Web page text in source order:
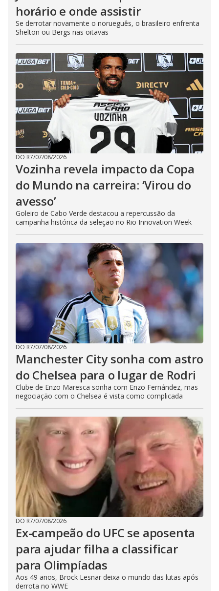
horário e onde assistir
Se derrotar novamente o norueguês, o brasileiro enfrenta
Shelton ou Bergs nas oitavas
DO R7/07/08/2026
Vozinha revela impacto da Copa
do Mundo na carreira: ‘Virou do
avesso’
Goleiro de Cabo Verde destacou a repercussão da
campanha histórica da seleção no Rio Innovation Week
DO R7/07/08/2026
Manchester City sonha com astro
do Chelsea para o lugar de Rodri
Clube de Enzo Maresca sonha com Enzo Fernández, mas
negociação com o Chelsea é vista como complicada
DO R7/07/08/2026
Ex-campeão do UFC se aposenta
para ajudar filha a classificar
para Olimpíadas
Aos 49 anos, Brock Lesnar deixa o mundo das lutas após
derrota no WWE